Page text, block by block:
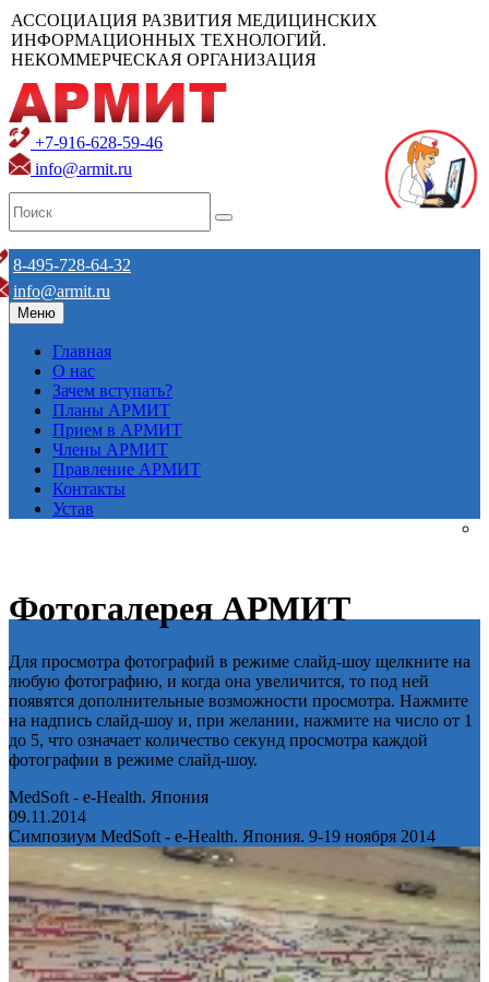
АССОЦИАЦИЯ РАЗВИТИЯ МЕДИЦИНСКИХ
ИНФОРМАЦИОННЫХ ТЕХНОЛОГИЙ.
НЕКОММЕРЧЕСКАЯ ОРГАНИЗАЦИЯ
+7-916-628-59-46
info@armit.ru
8-495-728-64-32
info@armit.ru
Меню
Главная
О нас
Зачем вступать?
Планы АРМИТ
Прием в АРМИТ
Члены АРМИТ
Правление АРМИТ
Контакты
Устав
Фотогалерея АРМИТ
Для просмотра фотографий в режиме слайд-шоу щелкните на
любую фотографию, и когда она увеличится, то под ней
появятся дополнительные возможности просмотра. Нажмите
на надпись слайд-шоу и, при желании, нажмите на число от 1
до 5, что означает количество секунд просмотра каждой
фотографии в режиме слайд-шоу.
MedSoft - e-Health. Япония
09.11.2014
Симпозиум MedSoft - e-Health. Япония. 9-19 ноября 2014